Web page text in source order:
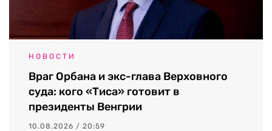
НОВОСТИ
Враг Орбана и экс-глава Верховного
суда: кого «Тиса» готовит в
президенты Венгрии
10.08.2026 / 20:59